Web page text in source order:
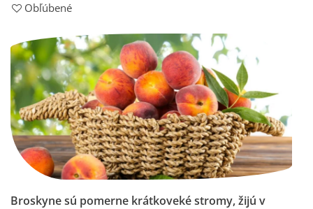
Obľúbené
Broskyne sú pomerne krátkoveké stromy, žijú v